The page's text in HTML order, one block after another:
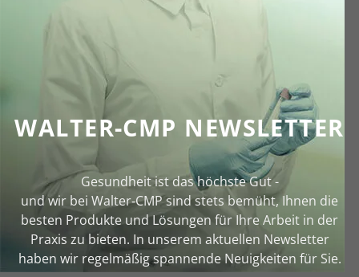
WALTER-CMP NEWSLETTER
Gesundheit ist das höchste Gut -
und wir bei Walter‑CMP sind stets bemüht, Ihnen die
besten Produkte und Lösungen für Ihre Arbeit in der
Praxis zu bieten. In unserem aktuellen Newsletter
haben wir regelmäßig spannende Neuigkeiten für Sie.